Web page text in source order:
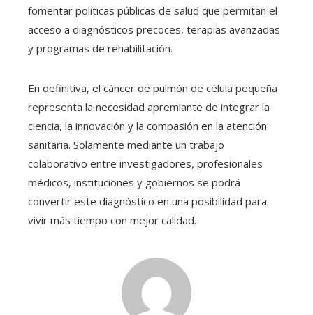
fomentar políticas públicas de salud que permitan el
acceso a diagnósticos precoces, terapias avanzadas
y programas de rehabilitación.
En definitiva, el cáncer de pulmón de célula pequeña
representa la necesidad apremiante de integrar la
ciencia, la innovación y la compasión en la atención
sanitaria. Solamente mediante un trabajo
colaborativo entre investigadores, profesionales
médicos, instituciones y gobiernos se podrá
convertir este diagnóstico en una posibilidad para
vivir más tiempo con mejor calidad.